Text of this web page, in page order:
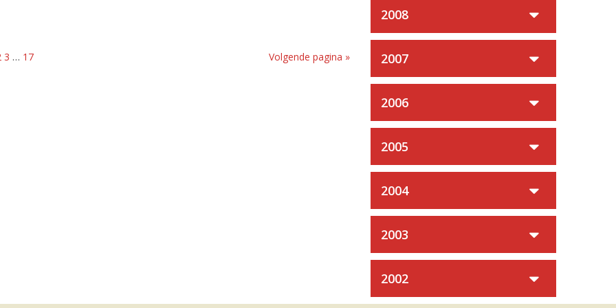
3 … 17 Volgende pagina »
2008
2007
2006
2005
2004
2003
2002